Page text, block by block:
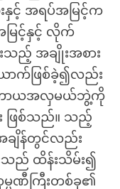
နှင့် အရပ်အမြင့်က
မြင့်နှင့် လိုက်
ည့် အချိုးအစား
ာက်ဖြစ်ခဲ့၍လည်း
ကာယအလှမယ်ဘွဲ့ကို
ဖြစ်သည်။ သည့်
ချိန်တွင်လည်း
ည် ထိန်းသိမ်း၍
ပဏီကြီးတစ်ခု၏